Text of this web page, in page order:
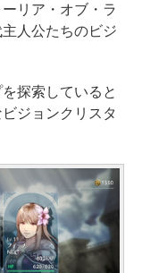
リア・オブ・ラ
人公たちのビジ
探索していると
ジョンクリスタ